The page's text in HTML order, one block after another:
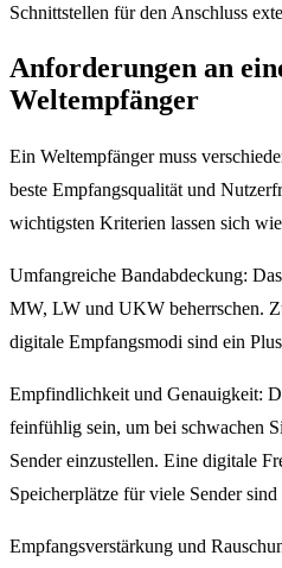
Schnittstellen für den Anschluss
Anforderungen an
Weltempfänger
Ein Weltempfänger muss
beste Empfangsqualität und
wichtigsten Kriterien lassen sich
Umfangreiche Bandabdeckung:
MW, LW und UKW beherrschen.
digitale Empfangsmodi sind ein
Empfindlichkeit und Genauigkeit:
feinfühlig sein, um bei schwachen
Sender einzustellen. Eine digitale
Speicherplätze für viele Sender
Empfangsverstärkung und